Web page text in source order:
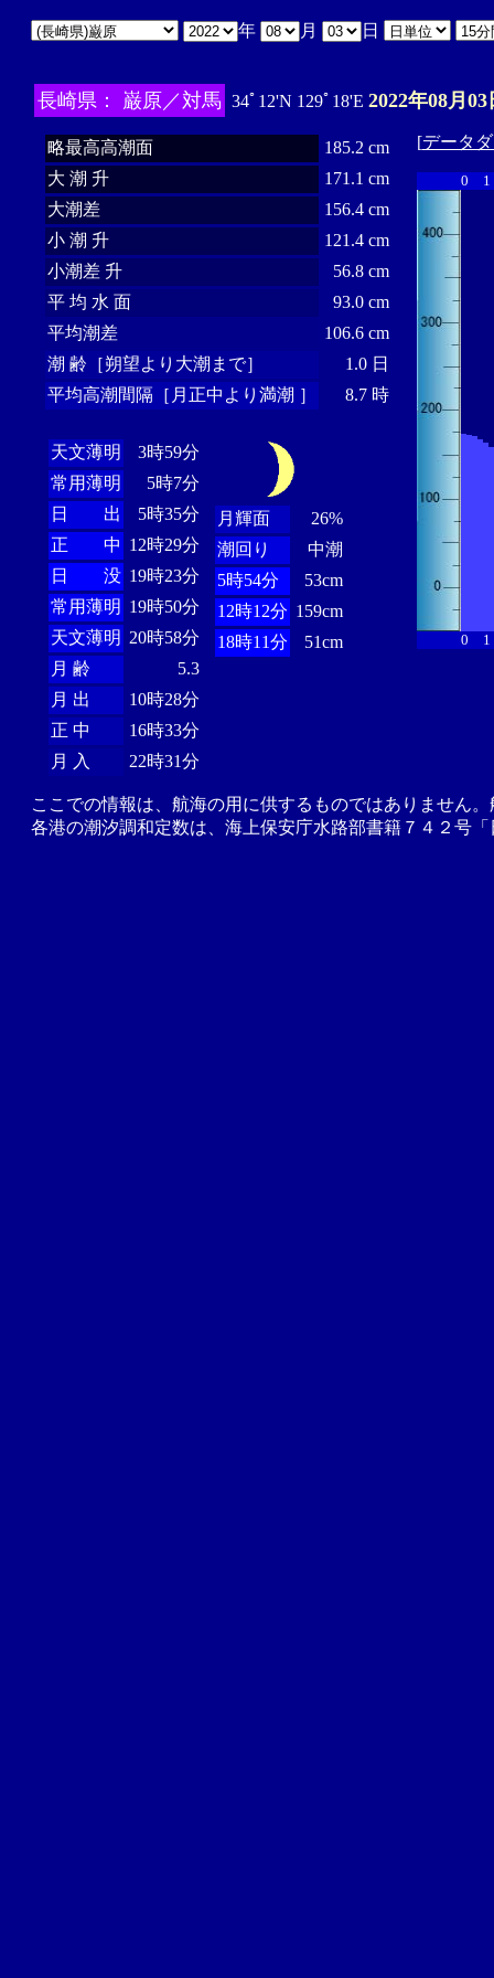
年 月 日
長崎県： 巌原／対馬 34ﾟ12'N 129ﾟ18'E 2022年08月
略最高高潮面
185.2 cm
大 潮 升
171.1 cm
大潮差
156.4 cm
小 潮 升
121.4 cm
小潮差 升
56.8 cm
平 均 水 面
93.0 cm
平均潮差
106.6 cm
潮 齢［朔望より大潮まで］
1.0 日
平均高潮間隔［月正中より満潮 ］
8.7 時
天文薄明
3時59分
常用薄明
5時7分
日 出
5時35分
正 中 12時29分
日 没 19時23分
常用薄明 19時50分
天文薄明 20時58分
月 齢
5.3
月 出
10時28分
正 中
16時33分
月 入
22時31分
月輝面
26%
潮回り
中潮
5時54分
53cm
12時12分 159cm
18時11分
51cm
[データ
0 1
0 1
ここでの情報は、航海の用に供するものではありません
各港の潮汐調和定数は、海上保安庁水路部書籍７４２号